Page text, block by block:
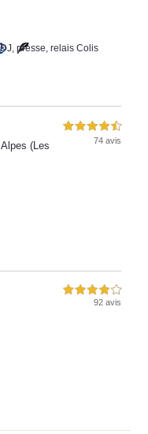
, presse, relais Colis
(Les
4,5 étoiles sur 5
74 avis
4,0 étoiles sur 5
92 avis